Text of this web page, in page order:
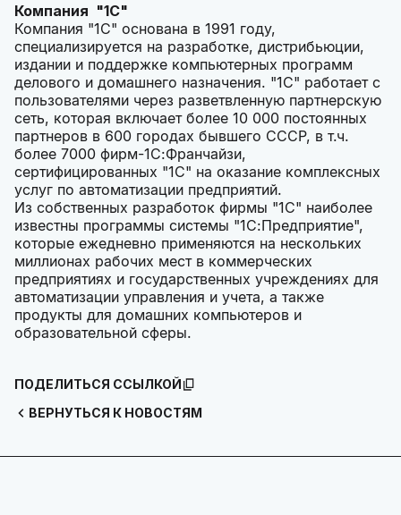
Компания "1С"
Компания "1С" основана в 1991 году,
специализируется на разработке, дистрибьюции,
издании и поддержке компьютерных программ
делового и домашнего назначения. "1С" работает с
пользователями через разветвленную партнерскую
сеть, которая включает более 10 000 постоянных
партнеров в 600 городах бывшего СССР, в т.ч.
более 7000 фирм-1С:Франчайзи,
сертифицированных "1С" на оказание комплексных
услуг по автоматизации предприятий.
Из собственных разработок фирмы "1С" наиболее
известны программы системы "1С:Предприятие",
которые ежедневно применяются на нескольких
миллионах рабочих мест в коммерческих
предприятиях и государственных учреждениях для
автоматизации управления и учета, а также
продукты для домашних компьютеров и
образовательной сферы.
ВЕРНУТЬСЯ К НОВОСТЯМ
ПОДЕЛИТЬСЯ ССЫЛКОЙ